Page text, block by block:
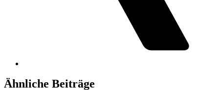
Ähnliche Beiträge